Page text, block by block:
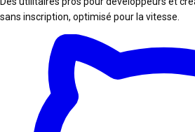
sans inscription, optimisé pour la vitesse.